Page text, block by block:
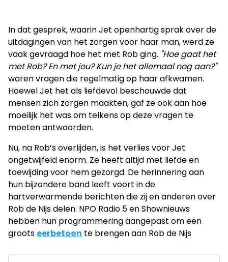
In dat gesprek, waarin Jet openhartig sprak over de
uitdagingen van het zorgen voor haar man, werd ze
vaak gevraagd hoe het met Rob ging. "Hoe gaat het
met Rob? En met jou? Kun je het allemaal nog aan?"
waren vragen die regelmatig op haar afkwamen.
Hoewel Jet het als liefdevol beschouwde dat
mensen zich zorgen maakten, gaf ze ook aan hoe
moeilijk het was om telkens op deze vragen te
moeten antwoorden.
Nu, na Rob’s overlijden, is het verlies voor Jet
ongetwijfeld enorm. Ze heeft altijd met liefde en
toewijding voor hem gezorgd. De herinnering aan
hun bijzondere band leeft voort in de
hartverwarmende berichten die zij en anderen over
Rob de Nijs delen. NPO Radio 5 en Shownieuws
hebben hun programmering aangepast om een
groots eerbetoon te brengen aan Rob de Nijs